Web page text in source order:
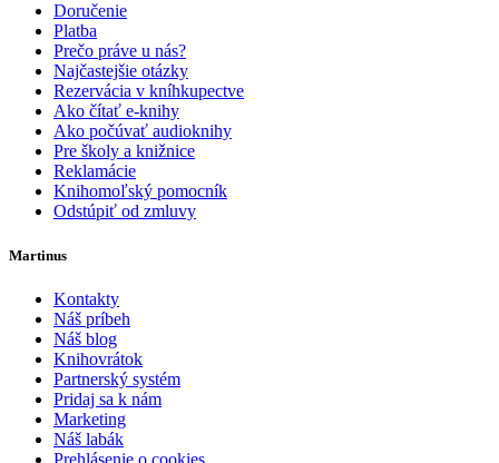
Doručenie
Platba
Prečo práve u nás?
Najčastejšie otázky
Rezervácia v kníhkupectve
Ako čítať e-knihy
Ako počúvať audioknihy
Pre školy a knižnice
Reklamácie
Knihomoľský pomocník
Odstúpiť od zmluvy
Martinus
Kontakty
Náš príbeh
Náš blog
Knihovrátok
Partnerský systém
Pridaj sa k nám
Marketing
Náš labák
Prehlásenie o cookies